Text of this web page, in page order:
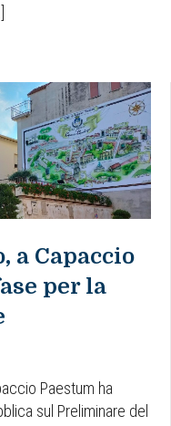
a Capaccio
per la
Paestum ha
sul Preliminare del